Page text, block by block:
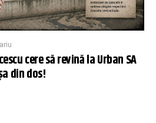
cere să revină la Urban SA
din dos!